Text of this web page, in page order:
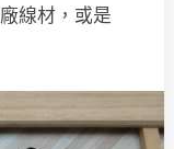
線材，或是